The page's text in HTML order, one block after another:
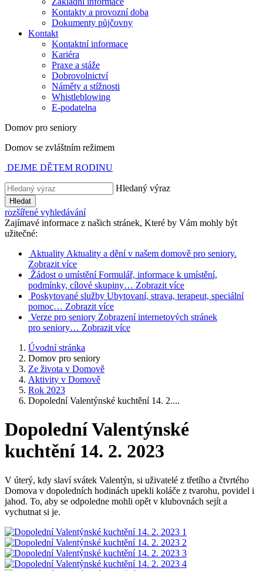
Kontakty a provozní doba
Dokumenty půjčovny
Kontakt
Kontaktní informace
Kariéra
Praxe a stáže
Dobrovolnictví
Náměty a stížnosti
Whistleblowing
E-podatelna
Domov pro seniory
Domov se zvláštním režimem
DEJME DĚTEM RODINU
Hledaný výraz
Hledat
rozšířené vyhledávání
Zajímavé informace z našich stránek, Které by Vám mohly být
užitečné:
Aktuality Aktuality a dění v našem domově pro seniory.
Zobrazit více
Žádost o umístění Formulář, informace k umístění,
podmínky, cílové skupiny… Zobrazit více
Poskytované služby Ubytovaní, strava, terapeut, speciální
pomoc… Zobrazit více
Verze pro seniory Zobrazení internetových stránek
pro seniory… Zobrazit více
Úvodní stránka
Domov pro seniory
Ze života v Domově
Aktivity v Domově
Rok 2023
Dopolední Valentýnské kuchtění 14. 2....
Dopolední Valentýnské
kuchtění 14. 2. 2023
V úterý, kdy slaví svátek Valentýn, si uživatelé z třetího a čtvrtého
Domova v dopoledních hodinách upekli koláče z tvarohu, povidel i
jahod. To, aby se odpoledne mohli opět v klubovnách sejít a
vychutnat si je.